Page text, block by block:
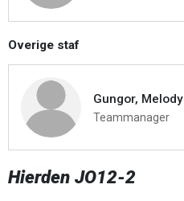
Overige staf
Gungor, Melody
Teammanager
Hierden JO12-2